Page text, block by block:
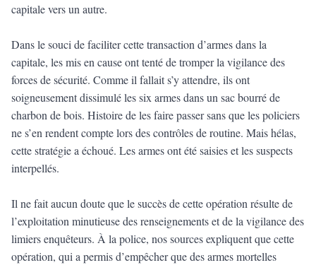
capitale vers un autre.
Dans le souci de faciliter cette transaction d’armes dans la
capitale, les mis en cause ont tenté de tromper la vigilance des
forces de sécurité. Comme il fallait s’y attendre, ils ont
soigneusement dissimulé les six armes dans un sac bourré de
charbon de bois. Histoire de les faire passer sans que les policiers
ne s’en rendent compte lors des contrôles de routine. Mais hélas,
cette stratégie a échoué. Les armes ont été saisies et les suspects
interpellés.
Il ne fait aucun doute que le succès de cette opération résulte de
l’exploitation minutieuse des renseignements et de la vigilance des
limiers enquêteurs. À la police, nos sources expliquent que cette
opération, qui a permis d’empêcher que des armes mortelles